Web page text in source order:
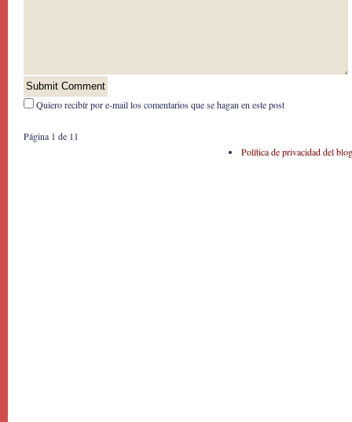
Quiero recibír por e-mail los comentarios que se hagan en este post
Página 1 de 1 1
Política de privacidad del